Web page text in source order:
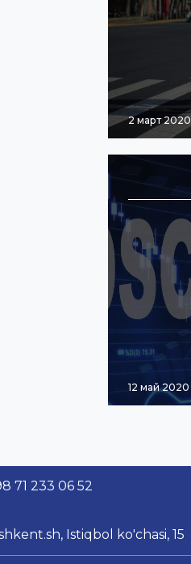
2 март 2020
12 май 2020
71 233 06 52
Istiqbol ko'chasi, 15